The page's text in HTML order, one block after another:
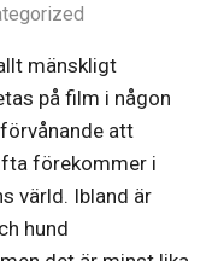
mänskligt
på film i någon
att
förekommer i
värld. Ibland är
hund